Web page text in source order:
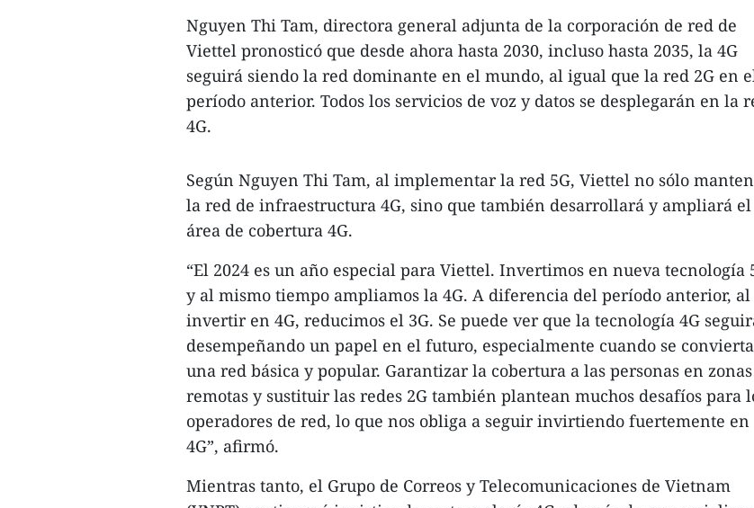
Nguyen Thi Tam, directora general adjunta de la corporación de red de
Viettel pronosticó que desde ahora hasta 2030, incluso hasta 2035, la 4G
seguirá siendo la red dominante en el mundo, al igual que la red 2G en
período anterior. Todos los servicios de voz y datos se desplegarán en la
4G.
Según Nguyen Thi Tam, al implementar la red 5G, Viettel no sólo
la red de infraestructura 4G, sino que también desarrollará y ampliará el
área de cobertura 4G.
“El 2024 es un año especial para Viettel. Invertimos en nueva tecnología
y al mismo tiempo ampliamos la 4G. A diferencia del período anterior, al
invertir en 4G, reducimos el 3G. Se puede ver que la tecnología 4G
desempeñando un papel en el futuro, especialmente cuando se
una red básica y popular. Garantizar la cobertura a las personas en zonas
remotas y sustituir las redes 2G también plantean muchos desafíos para
operadores de red, lo que nos obliga a seguir invirtiendo fuertemente en
4G”, afirmó.
Mientras tanto, el Grupo de Correos y Telecomunicaciones de Vietnam